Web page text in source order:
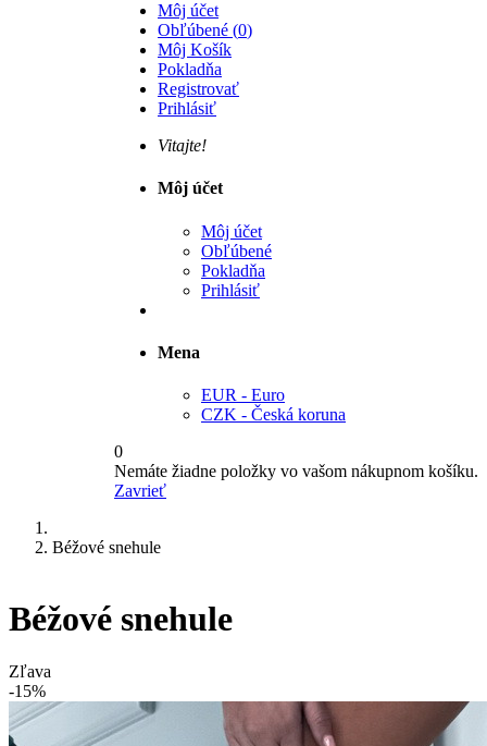
Môj účet
Obľúbené (0)
Môj Košík
Pokladňa
Registrovať
Prihlásiť
Vitajte!
Môj účet
Môj účet
Obľúbené
Pokladňa
Prihlásiť
Mena
EUR - Euro
CZK - Česká koruna
0
Nemáte žiadne položky vo vašom nákupnom košíku.
Zavrieť
Béžové snehule
Béžové snehule
Zľava
-15%